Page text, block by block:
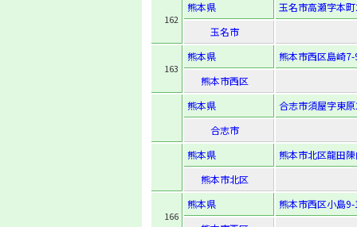
162
熊本県
玉名市高瀬字本
玉名市
163
熊本県
熊本市西区島崎
熊本市西区
熊本県
合志市須屋字東
合志市
熊本県
熊本市北区龍田
熊本市北区
166
熊本県
熊本市西区小島